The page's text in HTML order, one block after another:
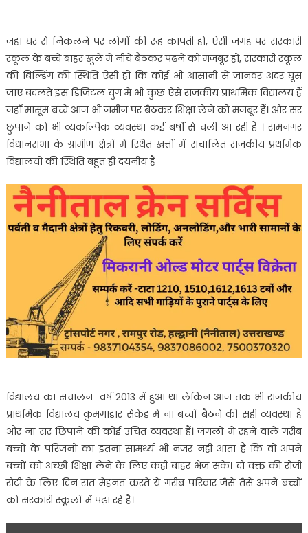
जहां घर से निकलने पर लोगों की रूह कांपती हो, ऐसी जगह पर सरकारी
स्कूल के बच्चे बाहर खुले में नीचे बैठकर पढ़ने को मजबूर हो, सरकारी स्कूल
की बिल्डिंग की स्थिति ऐसी हो कि कोई भी आसानी से जानवर अंदर घूस
जाए बदलते इस डिजिटल युग मे भी कुछ ऐसे राजकीय प्राथमिक विद्यालय हैं
जहाँ मासूम बच्चे आज भी जमीन पर बैठकर शिक्षा लेने को मजबूर हैं। ओर सर
छुपाने को भी व्यकल्पिक व्यवस्था कई बर्षो से चली आ रही हैं । रामनगर
विधानसभा के ग्रामीण क्षेत्रों में स्थित खत्तों में संचालित राजकीय प्रथमिक
विद्यालयो की स्थिति बहुत ही दयनीय हैं
विद्यालय का संचालन वर्ष 2013 में हुआ था लेकिन आज तक भी राजकीय
प्राथमिक विद्यालय कुमगाडार सेकेंड में ना बच्चों बैठने की सही व्यवस्था हैं
और ना सर छिपाने की कोई उचित व्यवस्था हैं। जंगलों में रहने वाले गरीब
बच्चों के परिजनों का इतना सामर्थ्य भी नजर नही आता है कि वो अपने
बच्चों को अच्छी शिक्षा लेने के लिए कही बाहर भेज सके। दो वक्त की रोजी
रोटी के लिए दिन रात मेहनत करते ये गरीब परिवार जैसे तैसे अपने बच्चों
को सरकारी स्कूलों में पढ़ा रहे है।